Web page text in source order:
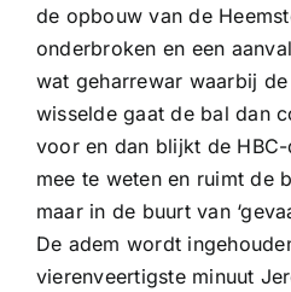
de opbouw van de
onderbroken en een
wat geharrewar waarbij
wisselde gaat de bal dan
voor en dan blijkt de
mee te weten en ruimt de
maar in de buurt van
De adem wordt
vierenveertigste minuut